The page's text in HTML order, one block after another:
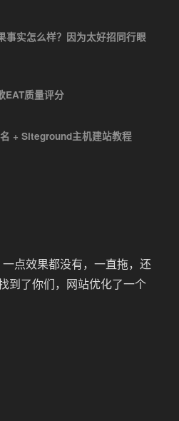
事实怎么样？因为太好招同行眼
EAT质量评分
+ Siteground主机建站教程
点效果都没有，一直拖，还
到了你们，网站优化了一个